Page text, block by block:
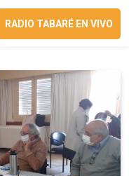
RADIO TABARÉ EN VIVO